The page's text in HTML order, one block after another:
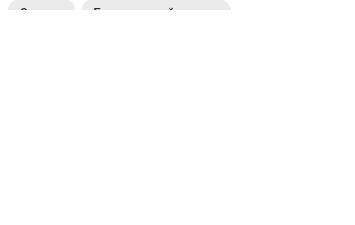
Оплата Безналичный расчет